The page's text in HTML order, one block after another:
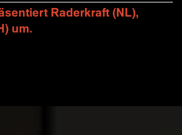
Raderkraft (NL),
um.